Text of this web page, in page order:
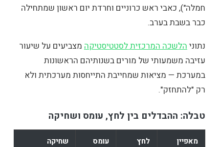
חמלה"), כאבי ראש כרוניים וחרדת יום ראשון שמתחילה
כבר בשבת בערב.
נתוני הלשכה המרכזית לסטטיסטיקה מצביעים על שיעור
עזיבה משמעותי של מורים בשנותיהם הראשונות
במערכת — מציאות שמחייבת התייחסות מערכתית ולא
רק "להתחזק".
טבלה: ההבדלים בין לחץ, עומס ושחיקה
מאפיין לחץ עומס שחיקה